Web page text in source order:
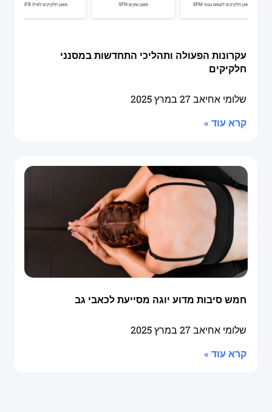
עקרונות הפעולה ותהליכי התחדשות במסנני
חלקיקים
שלומי אחיאב27 במרץ 2025
קרא עוד »
חמש סיבות מדוע יוגה מסייעת לכאבי גב
שלומי אחיאב27 במרץ 2025
קרא עוד »